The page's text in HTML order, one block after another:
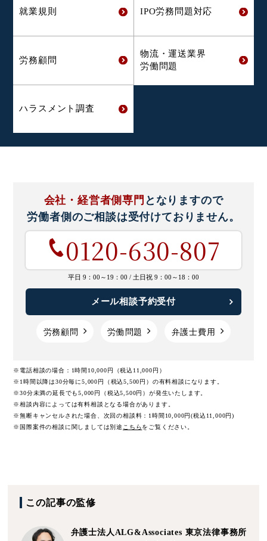
就業規則 IPO労務問題対応
労務顧問
物流・運送業界
労働問題
ハラスメント調査
会社・経営者側専門 となりますので
労働者側のご相談は受付けておりません。
0120-630-807
平日 9：00～19：00 / 土日祝 9：00～18：00
メール相談予約受付
労務顧問 労働問題 弁護士費用
※電話相談の場合：1時間10,000円（税込11,000円）
※1時間以降は30分毎に5,000円（税込5,500円）の有料相談になります。
※30分未満の延長でも5,000円（税込5,500円）が発生いたします。
※相談内容によっては有料相談となる場合があります。
※無断キャンセルされた場合、次回の相談料：1時間10,000円(税込11,000円)
※国際案件の相談に関しましては別途 こちらをご覧ください。
この記事の監修
弁護士法人ALG&Associates 東京法律事務所